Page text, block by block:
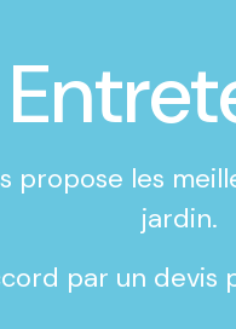
propose les
jardin.
par un devis